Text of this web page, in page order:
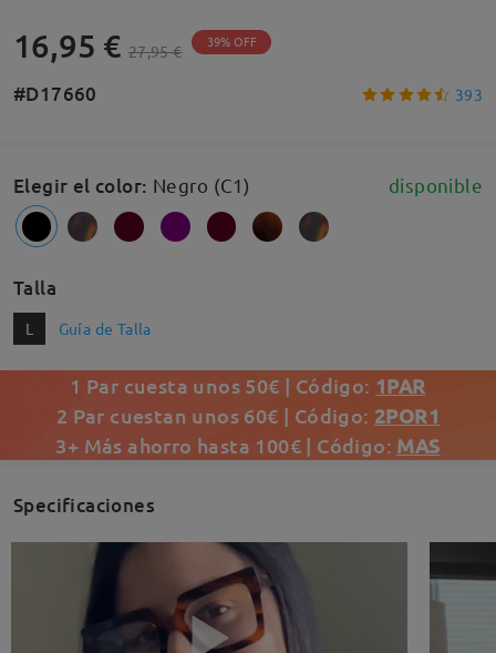
16,95 € 27,95 € 39% OFF
#D17660 393
Elegir el color: Negro (C1) disponible
Talla
L Guía de Talla
1 Par cuesta unos 50€ | Código: 1PAR
2 Par cuestan unos 60€ | Código: 2POR1
3+ Más ahorro hasta 100€ | Código: MAS
Specificaciones